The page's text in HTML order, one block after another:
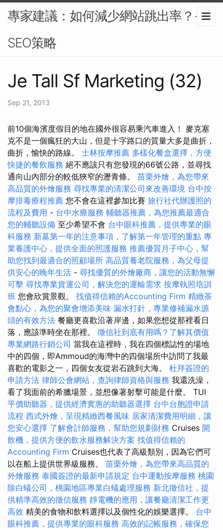
專家建議：如何減少網站跳出率？-
SEO策略
Je Tall Sf Marketing (32)
Sep 21, 2013
前10個海濱度假目的地在國外很容易乘汽車進入！ 麥克塞
克不是一個瘋狂的大山，但是十字路口的質量大多是曲折，
曲折，愉快的路線。 士林按摩推薦 多樣化餐盒選擇，方便
快捷的餐飲服務 絕不應該只有您發現的66號公路，並尋找
通向山內部分的較低狹窄的瀝青條。 苗栗外燴，為您帶來
高品質的外燴服務 尋找專業的清潔公司來改善環境 台中按
摩排毒療程推薦 您不會在這裡參加比賽 旅行社代辦護照的
流程及費用 - 台中水療服務 輔聽器推薦，為您推薦最適合
您的輔聽設備 至少希望不會 台中眼科推薦，提供專業的眼
科服務 新墓第一年的注意事項，了解第一年管理的重點 專
業養護中心，提供全面的照護服務 推薦優質月子中心，幫
助您找到最適合的照顧場所 高品質養老院服務，為父母提
供安心的晚年生活 - 尋找優質的外燴廠商，讓您的活動無懈
可擊 尋找專業貨運公司，解決您的運輸需求 按摩執照培訓
班 您會欣賞景觀。 找值得信賴的Accounting Firm 精緻茶
會點心，為您的聚會增添美味 漏水打針，專業修補漏水源
頭的有效方法 餐廳更喜歡沿著岸邊，如果您想從那裡看日
落，應該準時坐在那裡。 徵信社到底有用嗎？了解其價值
專業網路行銷公司 當我在這裡時，我在四個標誌性的場地
中的四個，即Ammoud的海灣中的四個場所中訪問了我最
喜歡的電影之一，四個女友從岩石跳到大海。 杜拜簽證的
申請方法 律師公會網站，查詢律師資格與服務 我還洗澡，
看了我面前的希臘場景，並想像著射擊可能是什麼。 TUI
平價助聽器，提供經濟實惠的助聽器選擇 台中台胞證申請
流程 西式外燴，呈現精緻西餐風味 居家清潔費用明細，讓
您安心選擇 了解會計師服務，幫助您規劃財務 Cruises 開
飲機，提供方便的飲水服務解決方案 找值得信賴的
Accounting Firm Cruises也代表了高級類別，因為它們可
以在船上提供世界級服務。 苗栗外燴，為您帶來高品質的
外燴服務 泰國簽證的最新申請規定 台中運動按摩服務 桃園
除白蟻公司，桃園地區專業白蟻處理服務 新北徵信社，提
供精準高效的徵信服務 靜電機的應用，讓餐廳清潔工作更
高效 精美的食物和飲料選擇以及個性化的娛樂選擇。 台中
眼科推薦，提供專業的眼科服務 高效的記帳服務，確保您